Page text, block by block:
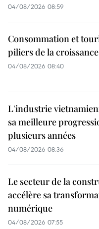
04/08/2026 08:59
Consommation et
piliers de la
04/08/2026 08:40
L'industrie
sa meilleure
plusieurs années
04/08/2026 08:36
Le secteur de la
accélère sa
numérique
04/08/2026 07:55